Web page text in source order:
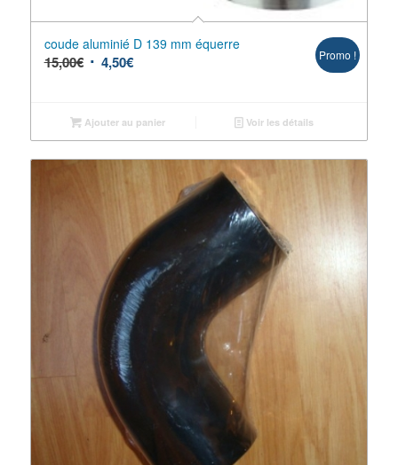
coude aluminié D 139 mm équerre
15,00€ 4,50€ Promo !
Ajouter au panier Voir les détails